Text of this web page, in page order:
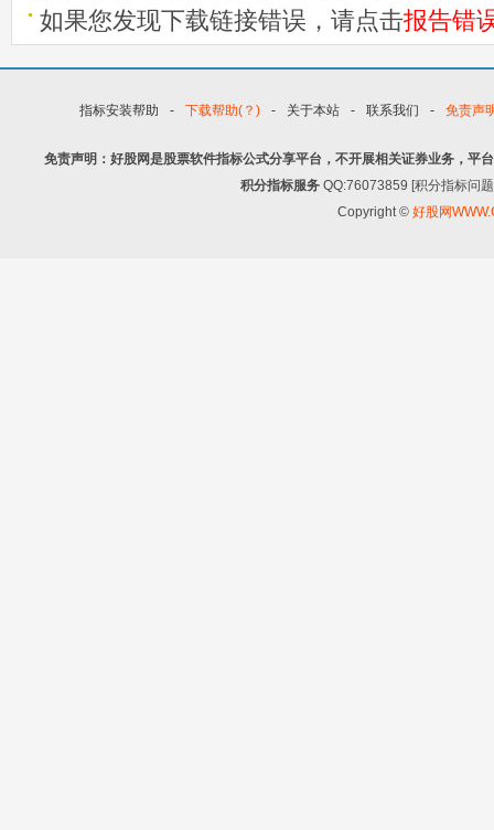
如果您发现下载链接错误，请点击报告错
指标安装帮助 - 下载帮助(？) - 关于本站 - 联系我们 - 免责声
免责声明：好股网是股票软件指标公式分享平台，不开展相关证券业务，平
积分指标服务 QQ:76073859 [积分指标问
Copyright © 好股网